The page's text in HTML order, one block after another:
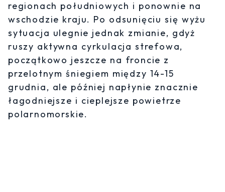
regionach południowych i ponownie na
wschodzie kraju. Po odsunięciu się wyżu
sytuacja ulegnie jednak zmianie, gdyż
ruszy aktywna cyrkulacja strefowa,
początkowo jeszcze na froncie z
przelotnym śniegiem między 14-15
grudnia, ale później napłynie znacznie
łagodniejsze i cieplejsze powietrze
polarnomorskie.